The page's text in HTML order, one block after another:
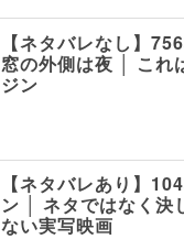
【ネタバレなし】
窓の外側は夜 │ これ
ジン
【ネタバレあり】
ン │ ネタではなく決
ない実写映画